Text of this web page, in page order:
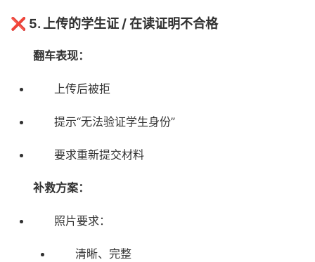
❌ 5. 上传的学生证 / 在读证明不合格
翻车表现：
上传后被拒
提示“无法验证学生身份”
要求重新提交材料
补救方案：
照片要求：
清晰、完整